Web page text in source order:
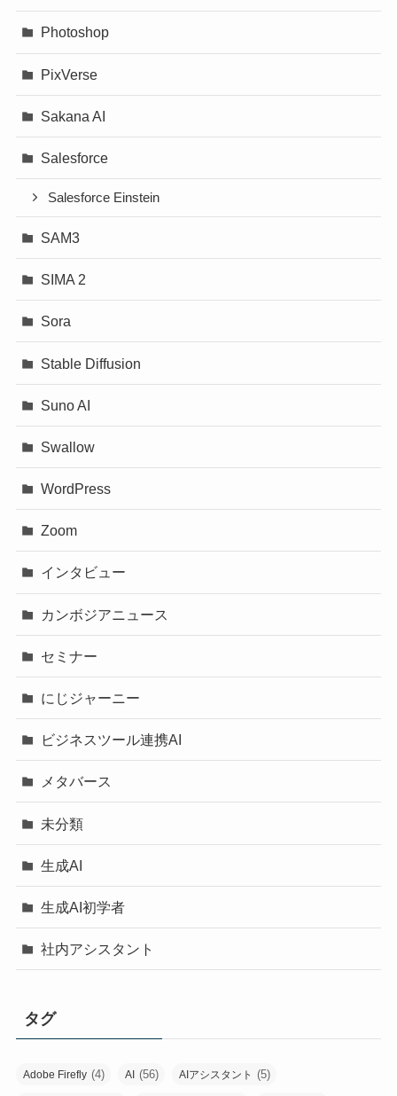
Photoshop
PixVerse
Sakana AI
Salesforce
Salesforce Einstein
SAM3
SIMA 2
Sora
Stable Diffusion
Suno AI
Swallow
WordPress
Zoom
インタビュー
カンボジアニュース
セミナー
にじジャーニー
ビジネスツール連携AI
メタバース
未分類
生成AI
生成AI初学者
社内アシスタント
タグ
Adobe Firefly (4) AI (56) AIアシスタント (5)